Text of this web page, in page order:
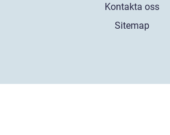
Kontakta oss
Sitemap